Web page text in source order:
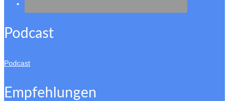
Podcast
Podcast
Empfehlungen